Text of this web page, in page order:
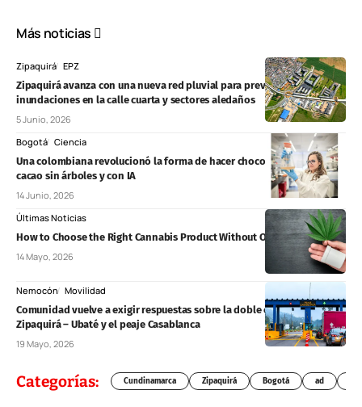
Más noticias
Zipaquirá EPZ
Zipaquirá avanza con una nueva red pluvial para prevenir
inundaciones en la calle cuarta y sectores aledaños
5 Junio, 2026
Bogotá Ciencia
Una colombiana revolucionó la forma de hacer chocolate: cultiva
cacao sin árboles y con IA
14 Junio, 2026
Últimas Noticias
How to Choose the Right Cannabis Product Without Overthinking It
14 Mayo, 2026
Nemocón Movilidad
Comunidad vuelve a exigir respuestas sobre la doble calzada
Zipaquirá – Ubaté y el peaje Casablanca
19 Mayo, 2026
Categorías: Cundinamarca Zipaquirá Bogotá ad